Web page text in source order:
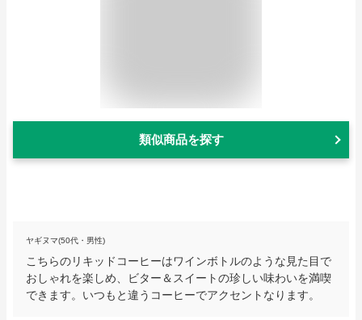
類似商品を探す
ヤギヌマ(50代・男性)
こちらのリキッドコーヒーはワインボトルのような見た目で
おしゃれを楽しめ、ビター＆スイートの珍しい味わいを満喫
できます。いつもと違うコーヒーでアクセントなります。